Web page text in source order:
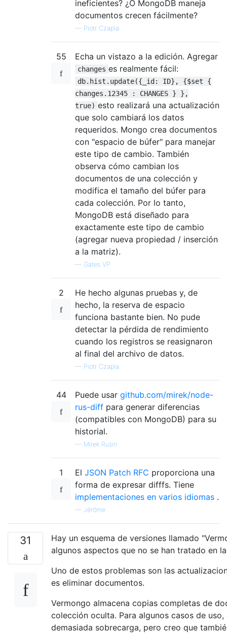
ineficientes? ¿O MongoDB maneja
documentos crecen fácilmente?
— Piotr Czapla
55 Echa un vistazo a la edición. Agregar
changes es realmente fácil:
db.hist.update({_id: ID}, {$set {
changes.12345 : CHANGES } },
true) esto realizará una actualización
que solo cambiará los datos
requeridos. Mongo crea documentos
con "espacio de búfer" para manejar
este tipo de cambio. También
observa cómo cambian los
documentos de una colección y
modifica el tamaño del búfer para
cada colección. Por lo tanto,
MongoDB está diseñado para
exactamente este tipo de cambio
(agregar nueva propiedad / inserción
a la matriz).
— Gates VP
2
He hecho algunas pruebas y, de
hecho, la reserva de espacio
funciona bastante bien. No pude
detectar la pérdida de rendimiento
cuando los registros se reasignaron
al final del archivo de datos.
— Piotr Czapla
44 Puede usar github.com/mirek/node-
rus-diff para generar diferencias
(compatibles con MongoDB) para su
historial.
— Mirek Rusin
1 El JSON Patch RFC proporciona una
forma de expresar difffs. Tiene
implementaciones en varios idiomas .
— Jérôme
31
Hay un esquema de versiones llamado
algunos aspectos que no se han tratado en
Uno de estos problemas son las
es eliminar documentos.
Vermongo almacena copias completas de
colección oculta. Para algunos casos de
demasiada sobrecarga, pero creo que